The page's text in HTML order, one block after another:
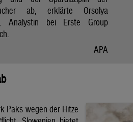
ab, erklärte Orsolya
Analystin bei Erste Group
APA
Paks wegen der Hitze